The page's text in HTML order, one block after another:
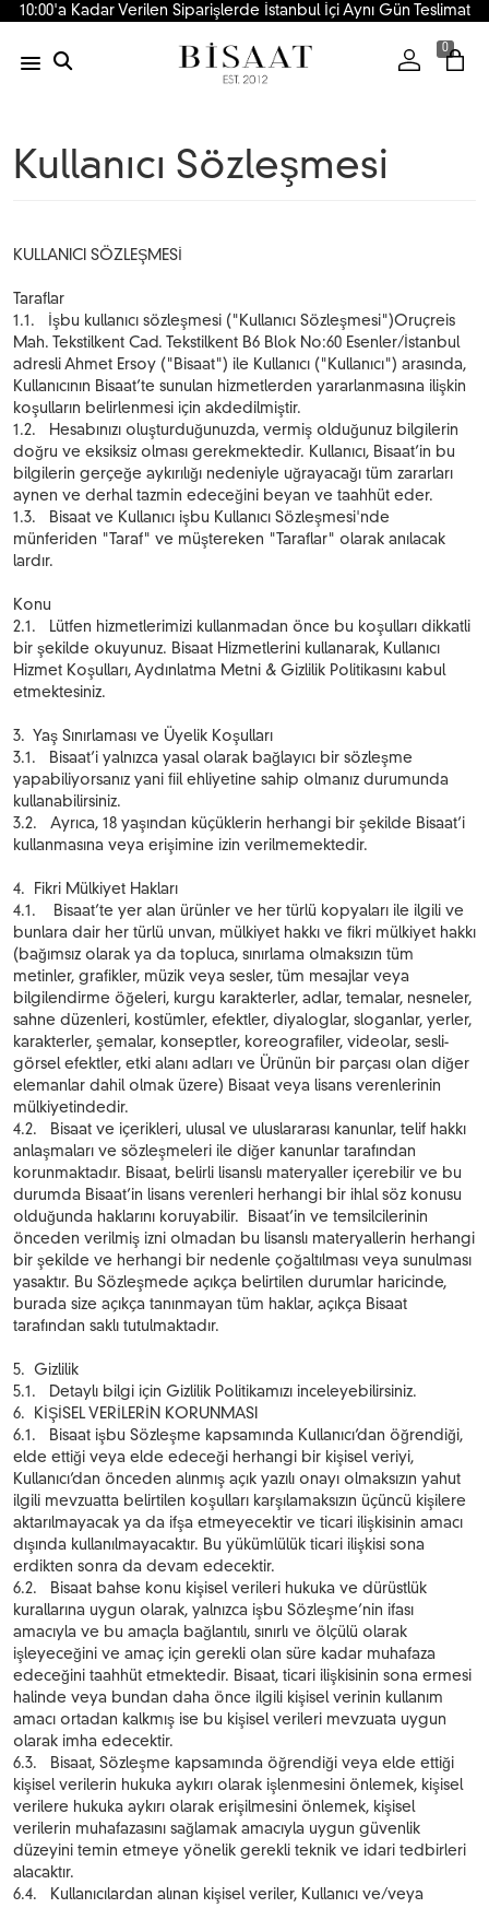
10:00'a Kadar Verilen Siparişlerde İstanbul İçi Aynı Gün Teslimat
0
Kullanıcı Sözleşmesi
KULLANICI SÖZLEŞMESİ
Taraflar
1.1. İşbu kullanıcı sözleşmesi ("Kullanıcı Sözleşmesi")Oruçreis
Mah. Tekstilkent Cad. Tekstilkent B6 Blok No:60 Esenler/İstanbul
adresli Ahmet Ersoy ("Bisaat") ile Kullanıcı ("Kullanıcı") arasında,
Kullanıcının Bisaat’te sunulan hizmetlerden yararlanmasına ilişkin
koşulların belirlenmesi için akdedilmiştir.
1.2. Hesabınızı oluşturduğunuzda, vermiş olduğunuz bilgilerin
doğru ve eksiksiz olması gerekmektedir. Kullanıcı, Bisaat’in bu
bilgilerin gerçeğe aykırılığı nedeniyle uğrayacağı tüm zararları
aynen ve derhal tazmin edeceğini beyan ve taahhüt eder.
1.3. Bisaat ve Kullanıcı işbu Kullanıcı Sözleşmesi'nde
münferiden "Taraf" ve müştereken "Taraflar" olarak anılacak
lardır.
Konu
2.1. Lütfen hizmetlerimizi kullanmadan önce bu koşulları dikkatli
bir şekilde okuyunuz. Bisaat Hizmetlerini kullanarak, Kullanıcı
Hizmet Koşulları, Aydınlatma Metni & Gizlilik Politikasını kabul
etmektesiniz.
3. Yaş Sınırlaması ve Üyelik Koşulları
3.1. Bisaat’i yalnızca yasal olarak bağlayıcı bir sözleşme
yapabiliyorsanız yani fiil ehliyetine sahip olmanız durumunda
kullanabilirsiniz.
3.2. Ayrıca, 18 yaşından küçüklerin herhangi bir şekilde Bisaat’i
kullanmasına veya erişimine izin verilmemektedir.
4. Fikri Mülkiyet Hakları
4.1. Bisaat’te yer alan ürünler ve her türlü kopyaları ile ilgili ve
bunlara dair her türlü unvan, mülkiyet hakkı ve fikri mülkiyet hakkı
(bağımsız olarak ya da topluca, sınırlama olmaksızın tüm
metinler, grafikler, müzik veya sesler, tüm mesajlar veya
bilgilendirme öğeleri, kurgu karakterler, adlar, temalar, nesneler,
sahne düzenleri, kostümler, efektler, diyaloglar, sloganlar, yerler,
karakterler, şemalar, konseptler, koreografiler, videolar, sesli-
görsel efektler, etki alanı adları ve Ürünün bir parçası olan diğer
elemanlar dahil olmak üzere) Bisaat veya lisans verenlerinin
mülkiyetindedir.
4.2. Bisaat ve içerikleri, ulusal ve uluslararası kanunlar, telif hakkı
anlaşmaları ve sözleşmeleri ile diğer kanunlar tarafından
korunmaktadır. Bisaat, belirli lisanslı materyaller içerebilir ve bu
durumda Bisaat’in lisans verenleri herhangi bir ihlal söz konusu
olduğunda haklarını koruyabilir. Bisaat’in ve temsilcilerinin
önceden verilmiş izni olmadan bu lisanslı materyallerin herhangi
bir şekilde ve herhangi bir nedenle çoğaltılması veya sunulması
yasaktır. Bu Sözleşmede açıkça belirtilen durumlar haricinde,
burada size açıkça tanınmayan tüm haklar, açıkça Bisaat
tarafından saklı tutulmaktadır.
5. Gizlilik
5.1. Detaylı bilgi için Gizlilik Politikamızı inceleyebilirsiniz.
6. KİŞİSEL VERİLERİN KORUNMASI
6.1. Bisaat işbu Sözleşme kapsamında Kullanıcı’dan öğrendiği,
elde ettiği veya elde edeceği herhangi bir kişisel veriyi,
Kullanıcı’dan önceden alınmış açık yazılı onayı olmaksızın yahut
ilgili mevzuatta belirtilen koşulları karşılamaksızın üçüncü kişilere
aktarılmayacak ya da ifşa etmeyecektir ve ticari ilişkisinin amacı
dışında kullanılmayacaktır. Bu yükümlülük ticari ilişkisi sona
erdikten sonra da devam edecektir.
6.2. Bisaat bahse konu kişisel verileri hukuka ve dürüstlük
kurallarına uygun olarak, yalnızca işbu Sözleşme’nin ifası
amacıyla ve bu amaçla bağlantılı, sınırlı ve ölçülü olarak
işleyeceğini ve amaç için gerekli olan süre kadar muhafaza
edeceğini taahhüt etmektedir. Bisaat, ticari ilişkisinin sona ermesi
halinde veya bundan daha önce ilgili kişisel verinin kullanım
amacı ortadan kalkmış ise bu kişisel verileri mevzuata uygun
olarak imha edecektir.
6.3. Bisaat, Sözleşme kapsamında öğrendiği veya elde ettiği
kişisel verilerin hukuka aykırı olarak işlenmesini önlemek, kişisel
verilere hukuka aykırı olarak erişilmesini önlemek, kişisel
verilerin muhafazasını sağlamak amacıyla uygun güvenlik
düzeyini temin etmeye yönelik gerekli teknik ve idari tedbirleri
alacaktır.
6.4. Kullanıcılardan alınan kişisel veriler, Kullanıcı ve/veya